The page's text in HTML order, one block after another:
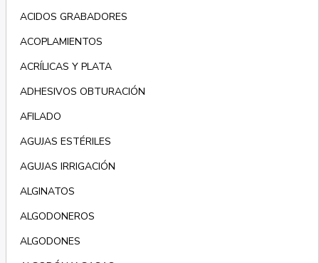
ACIDOS GRABADORES
ACOPLAMIENTOS
ACRÍLICAS Y PLATA
ADHESIVOS OBTURACIÓN
AFILADO
AGUJAS ESTÉRILES
AGUJAS IRRIGACIÓN
ALGINATOS
ALGODONEROS
ALGODONES